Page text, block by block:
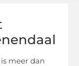
meer dan